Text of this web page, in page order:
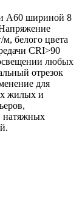
A60 шириной 8
белого цвета
CRI>90
любых
отрезок
для
жилых и
натяжных